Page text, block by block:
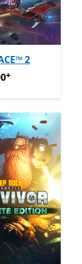
2
Tilbyr kjøp i
+